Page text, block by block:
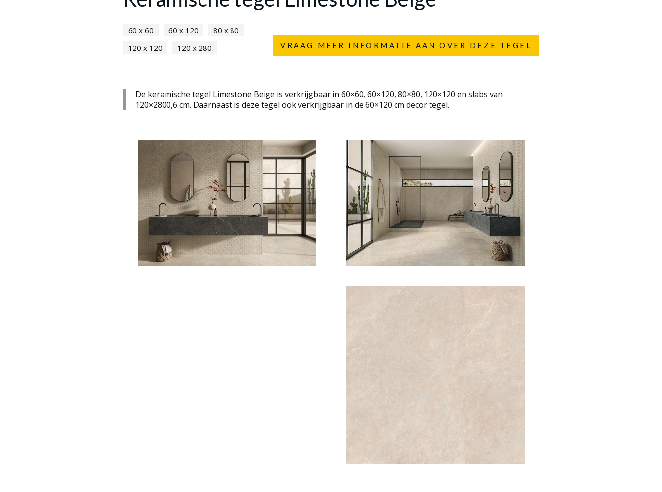
VRAAG MEER INFORMATIE AAN OVER DEZE TEGEL
60 x 60 60 x 120
80 x 80
120 x 120
120 x 280
De keramische tegel Limestone Beige is verkrijgbaar in 60×60, 60×120, 80×80, 120×120 en slabs van
120×2800,6 cm. Daarnaast is deze tegel ook verkrijgbaar in de 60×120 cm decor tegel.